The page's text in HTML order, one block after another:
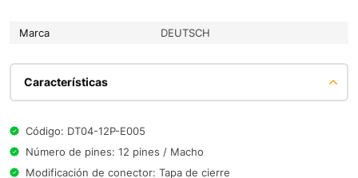
Marca DEUTSCH
Características
Código: DT04-12P-E005
Número de pines: 12 pines / Macho
Modificación de conector: Tapa de cierre